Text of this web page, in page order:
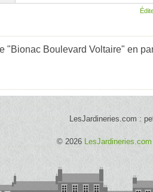
"Bionac Boulevard Voltaire" en
LesJardineries.com :
© 2026 LesJardineries.com